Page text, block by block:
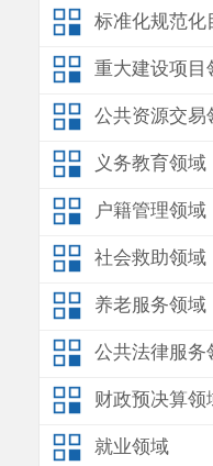
标准化规范化
重大建设项目
公共资源交易
义务教育领域
户籍管理领域
社会救助领域
养老服务领域
公共法律服务
财政预决算领
就业领域